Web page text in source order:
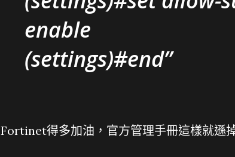
enable
(settings)#end
Fortinet得多加油，官方管理手冊這樣就遜